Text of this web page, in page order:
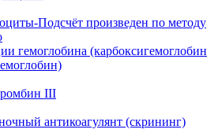
Подсчёт произведен по методу
гемоглобина (карбоксигемоглобин
III
антикоагулянт (скрининг)